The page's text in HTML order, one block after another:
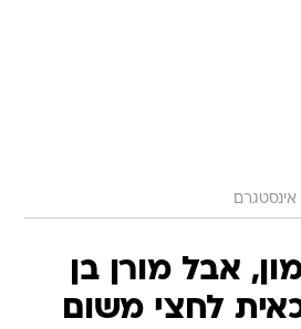
אבל מורן בן
לחצי משום